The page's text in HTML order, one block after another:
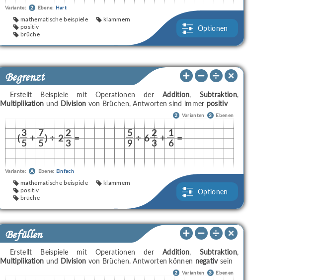
Variante: 2 Ebene: Hart
mathematische beispiele
positiv
brüche
klammern
Optionen
Begrenzt
Erstellt Beispiele mit Operationen der Addition, Subtraktion,
Multiplikation und Division von Brüchen, Antworten sind immer positiv
2 Varianten 3 Ebenen
(3 + 7)÷ 2 2 =
5 5 3
5 ÷ 6 2 + 1 =
9 3 6
Variante: A Ebene: Einfach
mathematische beispiele
positiv
brüche
klammern
Optionen
Befüllen
Erstellt Beispiele mit Operationen der Addition, Subtraktion,
Multiplikation und Division von Brüchen. Antworten können negativsein
2 Varianten 3 Ebenen